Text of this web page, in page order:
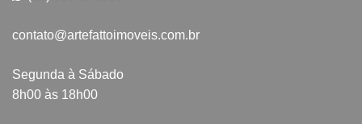
contato@artefattoimoveis.com.br
Segunda à Sábado
8h00 às 18h00